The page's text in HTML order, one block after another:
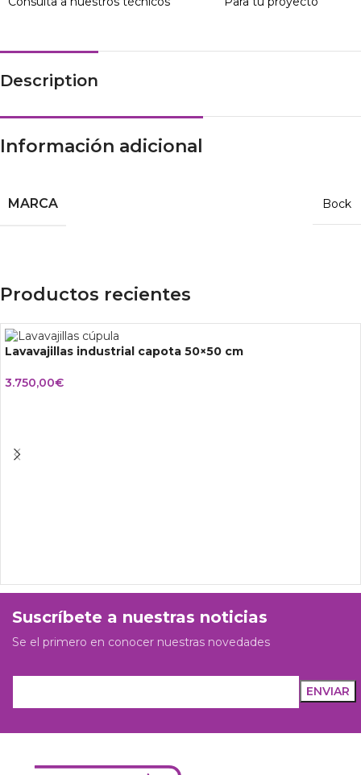
Description
Información adicional
MARCA Bock
Productos recientes
Lavavajillas industrial capota 50×50 cm
3.750,00€
Suscríbete a nuestras noticias
Se el primero en conocer nuestras novedades